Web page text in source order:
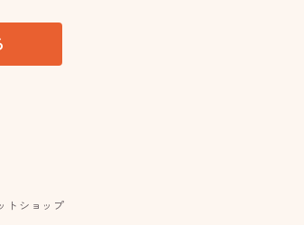
トショップ